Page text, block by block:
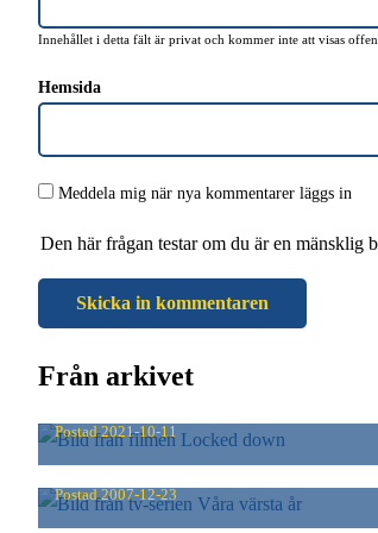
Innehållet i detta fält är privat och kommer inte att visas
Hemsida
Meddela mig när nya kommentarer läggs in
Den här frågan testar om du är en mänsklig
Från arkivet
Postad2021-10-11
VÅRA VÄRSTA ÅR
Postad2007-12-23